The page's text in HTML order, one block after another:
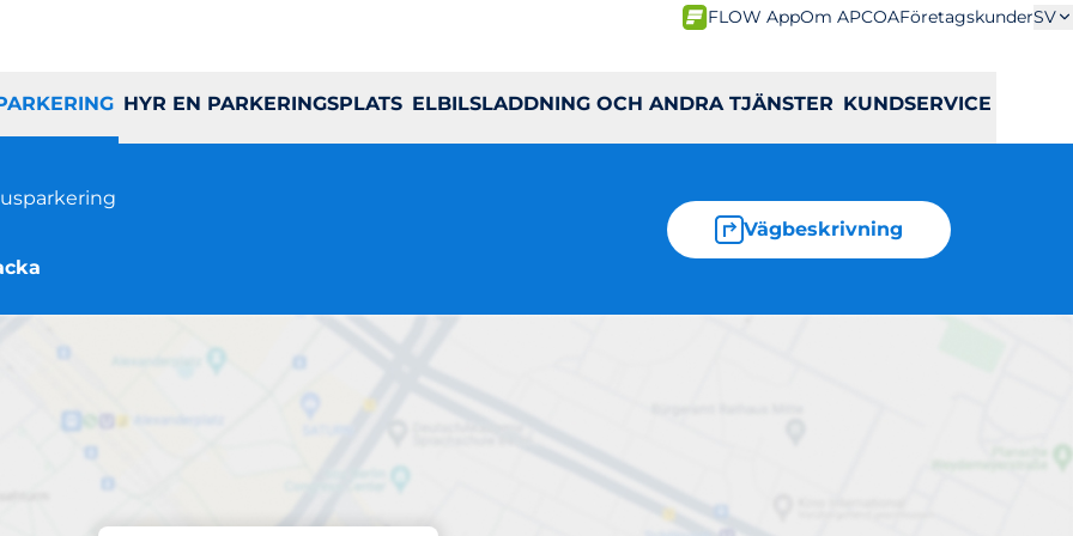
FLOW AppOm APCOAFöretagskunderSV
HYR EN PARKERINGSPLATS ELBILSLADDNING OCH ANDRA TJÄNSTER KUNDSERVICE
Vägbeskrivning
Stormgatan 4-38